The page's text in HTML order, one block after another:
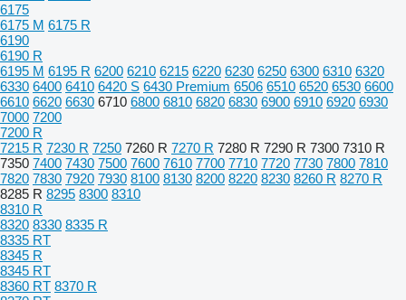
6175
6175 M 6175 R
6190
6190 R
6195 M 6195 R 6200 6210 6215 6220 6230 6250 6300 6310 6320
6330 6400 6410 6420 S 6430 Premium 6506 6510 6520 6530 6600
6610 6620 6630 6710 6800 6810 6820 6830 6900 6910 6920 6930
7000 7200
7200 R
7215 R 7230 R 7250 7260 R 7270 R 7280 R 7290 R 7300 7310 R
7350 7400 7430 7500 7600 7610 7700 7710 7720 7730 7800 7810
7820 7830 7920 7930 8100 8130 8200 8220 8230 8260 R 8270 R
8285 R 8295 8300 8310
8310 R
8320 8330 8335 R
8335 RT
8345 R
8345 RT
8360 RT 8370 R